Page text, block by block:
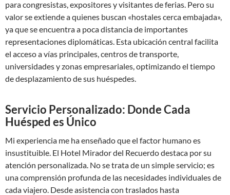
para congresistas, expositores y visitantes de ferias. Pero su
valor se extiende a quienes buscan «hostales cerca embajada»,
ya que se encuentra a poca distancia de importantes
representaciones diplomáticas. Esta ubicación central facilita
el acceso a vías principales, centros de transporte,
universidades y zonas empresariales, optimizando el tiempo
de desplazamiento de sus huéspedes.
Servicio Personalizado: Donde Cada
Huésped es Único
Mi experiencia me ha enseñado que el factor humano es
insustituible. El Hotel Mirador del Recuerdo destaca por su
atención personalizada. No se trata de un simple servicio; es
una comprensión profunda de las necesidades individuales de
cada viajero. Desde asistencia con traslados hasta